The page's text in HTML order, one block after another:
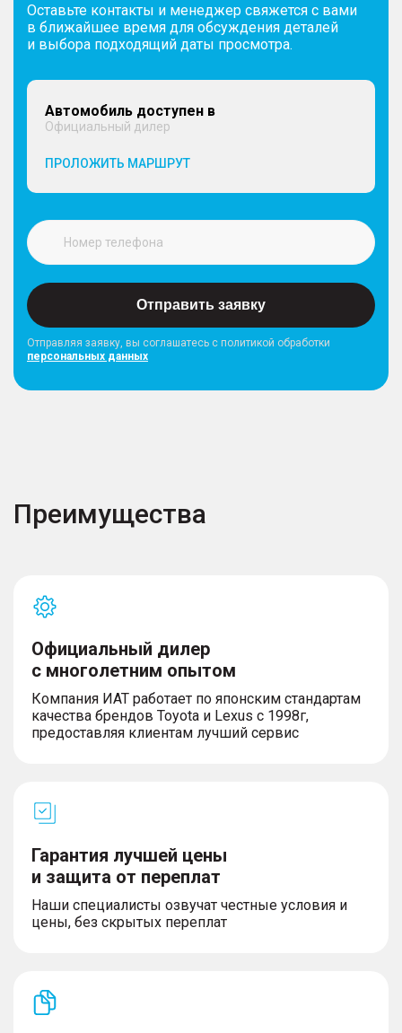
Оставьте контакты и менеджер свяжется с вами
в ближайшее время для обсуждения деталей
и выбора подходящий даты просмотра.
Автомобиль доступен в
Официальный дилер
ПРОЛОЖИТЬ МАРШРУТ
Отправить заявку
Отправляя заявку, вы соглашатесь с политикой обработки
персональных данных
Преимущества
Официальный дилер
с многолетним опытом
Компания ИАТ работает по японским стандартам
качества брендов Toyota и Lexus с 1998г,
предоставляя клиентам лучший сервис
Гарантия лучшей цены
и защита от переплат
Наши специалисты озвучат честные условия и
цены, без скрытых переплат